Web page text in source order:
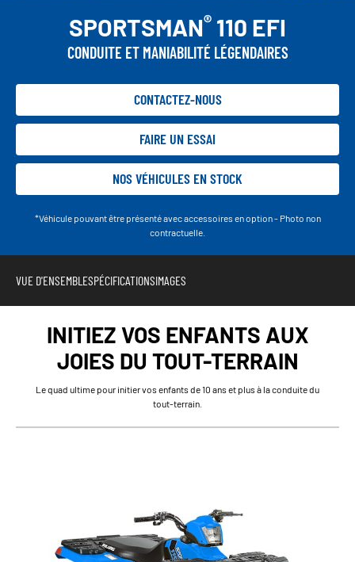
SPORTSMAN® 110 EFI
CONDUITE ET MANIABILITÉ LÉGENDAIRES
CONTACTEZ-NOUS
FAIRE UN ESSAI
NOS VÉHICULES EN STOCK
*Véhicule pouvant être présenté avec accessoires en option - Photo non
contractuelle.
VUE D'ENSEMBLESPÉCIFICATIONSIMAGES
INITIEZ VOS ENFANTS AUX
JOIES DU TOUT-TERRAIN
Le quad ultime pour initier vos enfants de 10 ans et plus à la conduite du
tout-terrain.